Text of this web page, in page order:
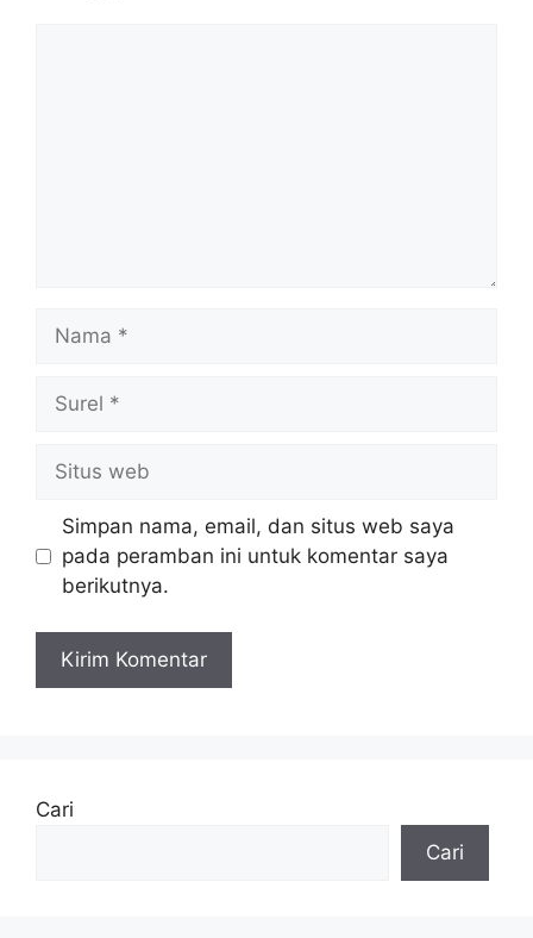
Nama
Surel
Situs
web
Simpan nama, email, dan situs web saya
pada peramban ini untuk komentar saya
berikutnya.
Cari
Cari